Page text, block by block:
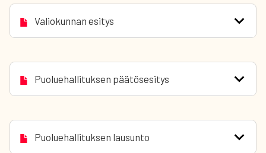
Valiokunnan esitys
Puoluehallituksen päätösesitys
Puoluehallituksen lausunto